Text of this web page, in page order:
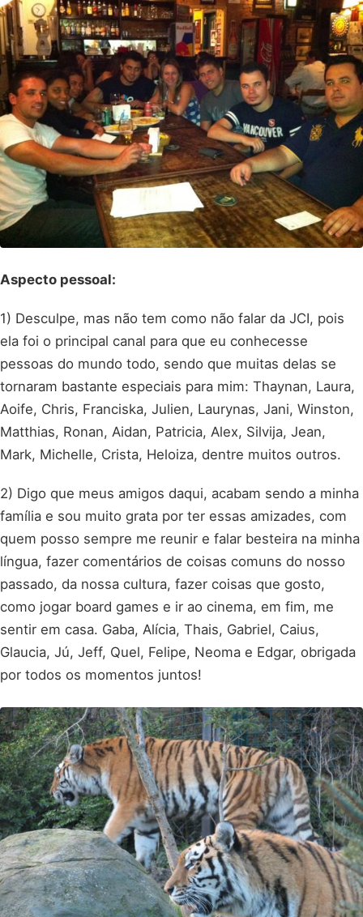
Aspecto pessoal:
1) Desculpe, mas não tem como não falar da JCI, pois
ela foi o principal canal para que eu conhecesse
pessoas do mundo todo, sendo que muitas delas se
tornaram bastante especiais para mim: Thaynan, Laura,
Aoife, Chris, Franciska, Julien, Laurynas, Jani, Winston,
Matthias, Ronan, Aidan, Patricia, Alex, Silvija, Jean,
Mark, Michelle, Crista, Heloiza, dentre muitos outros.
2) Digo que meus amigos daqui, acabam sendo a minha
família e sou muito grata por ter essas amizades, com
quem posso sempre me reunir e falar besteira na minha
língua, fazer comentários de coisas comuns do nosso
passado, da nossa cultura, fazer coisas que gosto,
como jogar board games e ir ao cinema, em fim, me
sentir em casa. Gaba, Alícia, Thais, Gabriel, Caius,
Glaucia, Jú, Jeff, Quel, Felipe, Neoma e Edgar, obrigada
por todos os momentos juntos!